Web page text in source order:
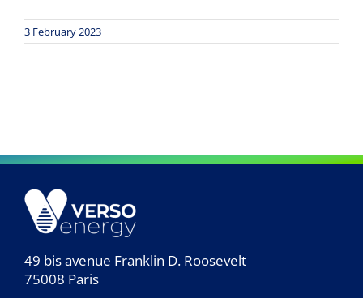
3 February 2023
49 bis avenue Franklin D. Roosevelt
75008 Paris